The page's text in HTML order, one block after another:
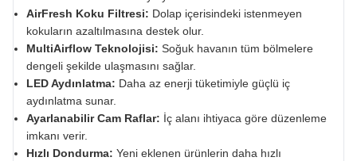
AirFresh Koku Filtresi: Dolap içerisindeki istenmeyen
kokuların azaltılmasına destek olur.
MultiAirflow Teknolojisi: Soğuk havanın tüm bölmelere
dengeli şekilde ulaşmasını sağlar.
LED Aydınlatma: Daha az enerji tüketimiyle güçlü iç
aydınlatma sunar.
Ayarlanabilir Cam Raflar: İç alanı ihtiyaca göre düzenleme
imkanı verir.
Hızlı Dondurma: Yeni eklenen ürünlerin daha hızlı